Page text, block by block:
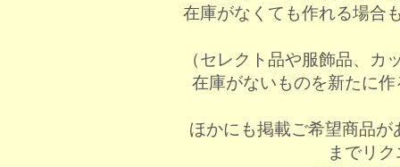
在庫がなくても作れる場合
（セレクト品や服飾品、
在庫がないものを新たに
ほかにも掲載ご希望商品が
までリ